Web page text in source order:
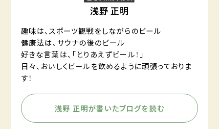
浅野 正明
趣味は、スポーツ観戦をしながらのビール
健康法は、サウナの後のビール
好きな言葉は、「とりあえずビール！」
日々、おいしくビールを飲めるように頑張っておりま
す！
浅野 正明が書いたブログを読む